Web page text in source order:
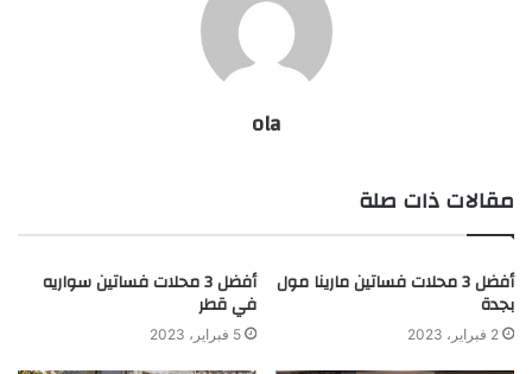
ola
مقالات ذات صلة
أفضل 3 محلات فساتين مارينا مول
بجدة
2 فبراير، 2023
أفضل 3 محلات فساتين سواريه
في قطر
5 فبراير، 2023